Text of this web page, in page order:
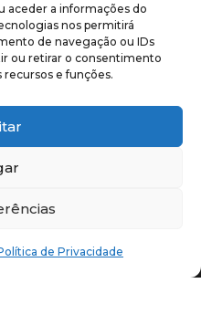
aceder a informações do
nos permitirá
de navegação ou IDs
ou retirar o consentimento
e funções.
de Privacidade
67, 2.º